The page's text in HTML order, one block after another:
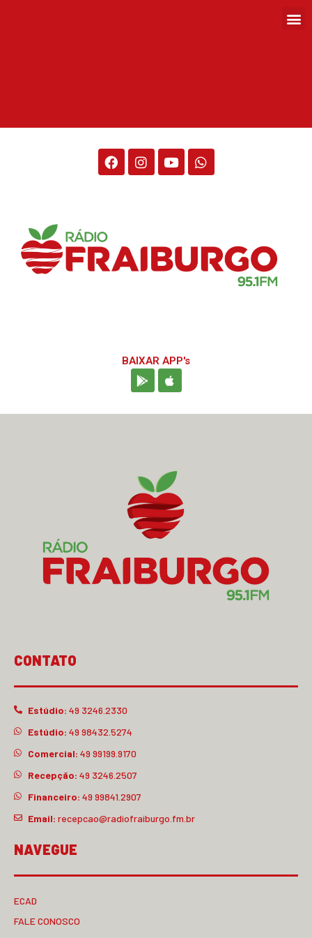
BAIXAR APP's
CONTATO
Estúdio: 49 3246.2330
Estúdio: 49 98432.5274
Comercial: 49 99199.9170
Recepção: 49 3246.2507
Financeiro: 49 99841.2907
Email: recepcao@radiofraiburgo.fm.br
NAVEGUE
ECAD
FALE CONOSCO